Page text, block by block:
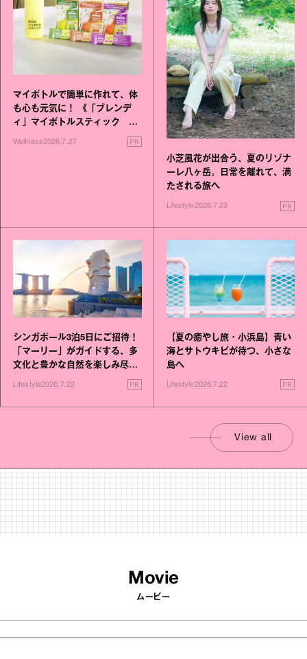
マイボトルで簡単に作れて、体
も心も元気に！ 《「ブレンデ
ィ」マイボトルスティック い
いこと毎日》シリーズが誕生
Wellness2026.7.27 PR
小芝風花が出合う、夏のリゾナ
ーレ八ヶ岳。日常を離れて、満
たされる旅へ
Lifestyle2026.7.23 PR
シンガポール3泊5日にご招待！
「マーリー」がガイドする、多
文化と豊かな自然を楽しみ尽く
Lifestyle2026.7.22 PR
【夏の癒やし旅・小浜島】青い
海とサトウキビが待つ、小さな
島へ
Lifestyle2026.7.22 PR
View all
Movie
ムービー